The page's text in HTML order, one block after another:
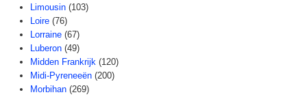
Limousin (103)
Loire (76)
Lorraine (67)
Luberon (49)
Midden Frankrijk (120)
Midi-Pyreneeën (200)
Morbihan (269)